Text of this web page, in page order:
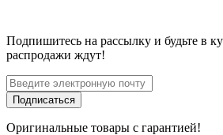
Подпишитесь на рассылку и будьте в
распродажи ждут!
Подписаться
Оригинальные товары с гарантией!